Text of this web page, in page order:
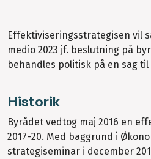
Effektiviseringsstrategisen vil
medio 2023 jf. beslutning på
behandles politisk på en sag til
Historik
Byrådet vedtog maj 2016 en
2017-20. Med baggrund i
strategiseminar i december